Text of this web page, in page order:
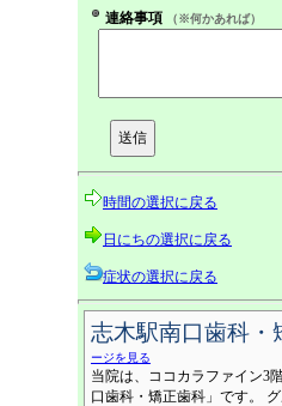
連絡事項
（※何かあれば）
時間の選択に戻る
日にちの選択に戻る
症状の選択に戻る
志木駅南口歯科・
ージを見る
当院は、ココカラファイン3
口歯科・矯正歯科」です。